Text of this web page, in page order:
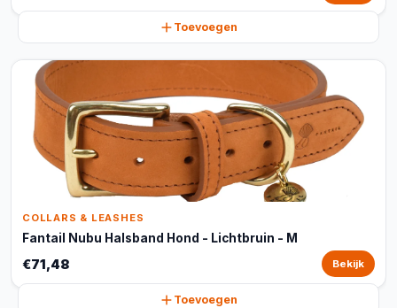
Toevoegen
COLLARS & LEASHES
Fantail Nubu Halsband Hond - Lichtbruin - M
€71,48 Bekijk
Toevoegen